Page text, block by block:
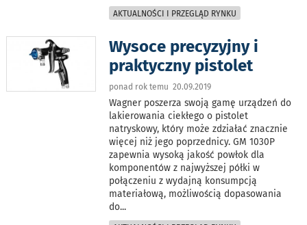
AKTUALNOŚCI I PRZEGLĄD RYNKU
Wysoce precyzyjny i
praktyczny pistolet
ponad rok temu 20.09.2019
Wagner poszerza swoją gamę urządzeń do
lakierowania ciekłego o pistolet
natryskowy, który może zdziałać znacznie
więcej niż jego poprzednicy. GM 1030P
zapewnia wysoką jakość powłok dla
komponentów z najwyższej półki w
połączeniu z wydajną konsumpcją
materiałową, możliwością dopasowania
do...